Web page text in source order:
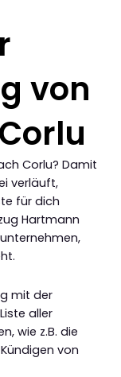
von
Corlu? Damit
verläuft,
für dich
Hartmann
mit der
aller
wie z.B. die
von